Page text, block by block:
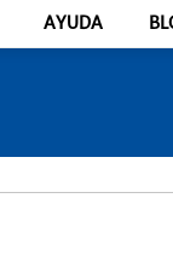
AYUDA